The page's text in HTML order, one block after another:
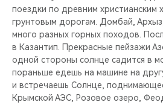
поездки по древним христианским
грунтовым дорогам. Домбай,
много разных горных походов.
в Казантип. Прекрасные пейзажи
одной стороны солнце садится в
пораньше едешь на машине на
и встречаешь Солнце,
Крымской АЭС, Розовое озеро,